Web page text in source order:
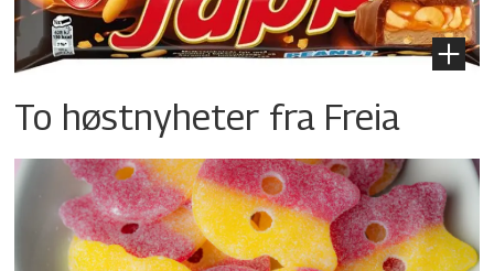
To høstnyheter fra Freia